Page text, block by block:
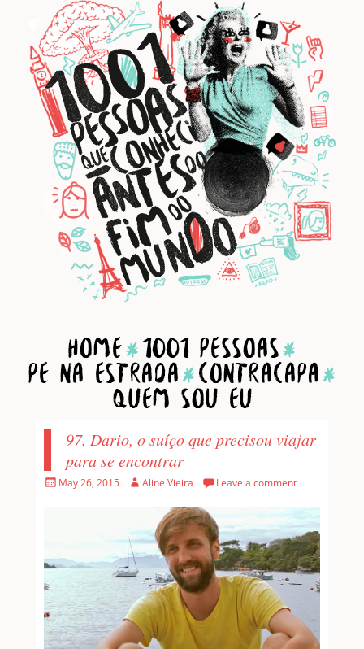
Home
1001 Pessoas
Pé na estrada
Contracapa
97. Dario, o suíço que precisou viajar
para se encontrar
PostedMay 26, 2015 Author
Aline Vieira Leave a comment